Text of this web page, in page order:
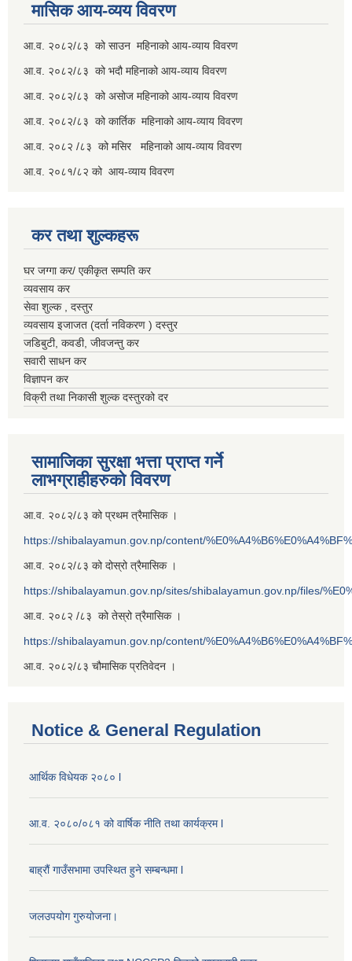
मासिक आय-व्यय विवरण
आ.व. २०८२/८३ को साउन महिनाको आय-व्याय विवरण
आ.व. २०८२/८३ को भदौ महिनाको आय-व्याय विवरण
आ.व. २०८२/८३ को असोज महिनाको आय-व्याय विवरण
आ.व. २०८२/८३ को कार्तिक महिनाको आय-व्याय विवरण
आ.व. २०८२ /८३ को मसिर महिनाको आय-व्याय विवरण
आ.व. २०८१/८२ को आय-व्याय विवरण
कर तथा शुल्कहरू
घर जग्गा कर/ एकीकृत सम्पति कर
व्यवसाय कर
सेवा शुल्क , दस्तुर
व्यवसाय इजाजत (दर्ता नविकरण ) दस्तुर
जडिबुटी, कवडी, जीवजन्तु कर
सवारी साधन कर
विज्ञापन कर
विक्री तथा निकासी शुल्क दस्तुरको दर
सामाजिका सुरक्षा भत्ता प्राप्त गर्ने
लाभग्राहीहरुको विवरण
आ.व. २०८२/८३ को प्रथम त्रैमासिक ।
https://shibalayamun.gov.np/content/
आ.व. २०८२/८३ को दोस्रो त्रैमासिक ।
https://shibalayamun.gov.np/sites/shibalayamun.gov.np/files/
आ.व. २०८२ /८३ को तेस्रो त्रैमासिक ।
https://shibalayamun.gov.np/content/
आ.व. २०८२/८३ चौमासिक प्रतिवेदन ।
Notice & General Regulation
आर्थिक विधेयक २०८० l
आ.व. २०८०/०८१ को वार्षिक नीति तथा कार्यक्रम l
बाह्रौं गाउँसभामा उपस्थित हुने सम्बन्धमा l
जलउपयोग गुरुयोजना।